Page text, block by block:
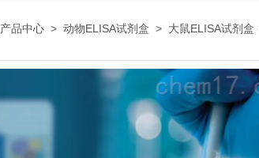
产品中心 > 动物ELISA试剂盒 > 大鼠ELISA试剂盒